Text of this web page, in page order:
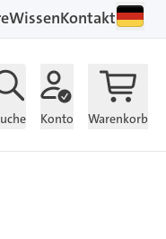
WissenKontakt
Konto Warenkorb